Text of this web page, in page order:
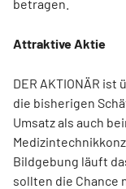
betragen.
Attraktive Aktie
DER AKTIONÄR
die bisherigen
Umsatz als auch
Bildgebung läuft
sollten die Chance